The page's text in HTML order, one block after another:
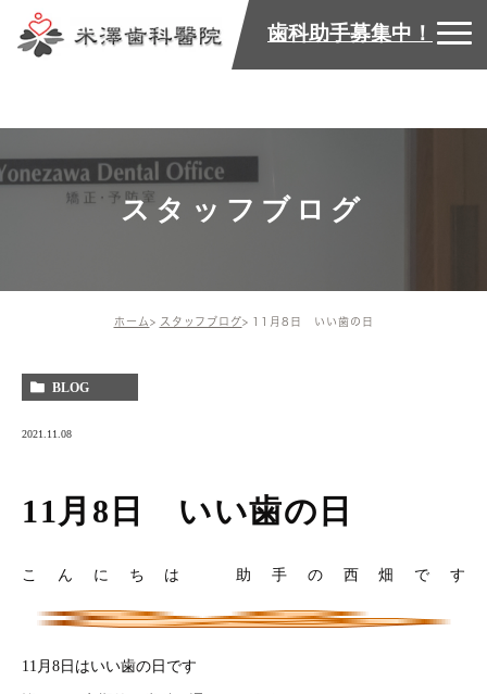
歯科助手募集中！
スタッフブログ
ホーム スタッフブログ 11月8日 いい歯の日
BLOG
2021.11.08
11月8日 いい歯の日
こんにちは 助手の西畑です
11月8日はいい歯の日です